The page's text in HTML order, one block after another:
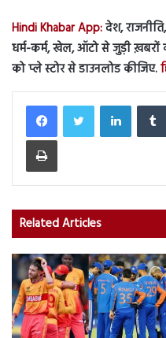
Hindi Khabar App:देश,
धर्म-कर्म, खेल, ऑटो से जुड़ी
को प्ले स्टोर से डाउनलोड कीजिए.
Print
Related Articles